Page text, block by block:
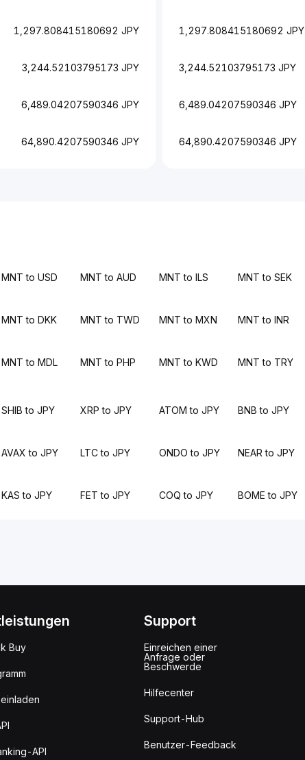
1,297.808415180692 JPY
3,244.52103795173 JPY
6,489.04207590346 JPY
64,890.4207590346 JPY
1,297.808415180692 JPY
3,244.52103795173 JPY
6,489.04207590346 JPY
64,890.4207590346 JPY
MNT to USD MNT to AUD MNT to ILS MNT to SEK
MNT to DKK MNT to TWD MNT to MXN MNT to INR
MNT to MDL MNT to PHP MNT to KWD MNT to TRY
SHIB to JPY XRP to JPY ATOM to JPY BNB to JPY
AVAX to JPY LTC to JPY ONDO to JPY NEAR to JPY
KAS to JPY FET to JPY COQ to JPY BOME to JPY
Buy
API
Support
Einreichen einer
Anfrage oder
Beschwerde
Hilfecenter
Support-Hub
Benutzer-Feedback